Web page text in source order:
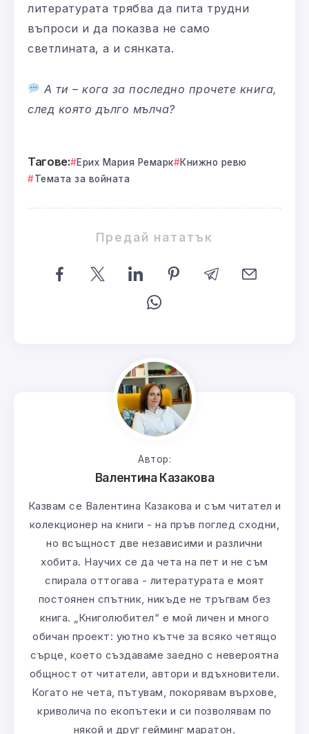
литературата трябва да пита трудни
въпроси и да показва не само
светлината, а и сянката.
А ти – кога за последно прочете книга,
след която дълго мълча?
Тагове: Ерих Мария Ремарк
Книжно ревю
Темата за войната
Предай нататък
Автор:
Валентина Казакова
Казвам се Валентина Казакова и съм читател и
колекционер на книги - на пръв поглед сходни,
но всъщност две независими и различни
хобита. Научих се да чета на пет и не съм
спирала оттогава - литературата е моят
постоянен спътник, никъде не тръгвам без
книга. „Книголюбител“ е мой личен и много
обичан проект: уютно кътче за всяко четящо
сърце, което създаваме заедно с невероятна
общност от читатели, автори и вдъхновители.
Когато не чета, пътувам, покорявам върхове,
криволича по екопътеки и си позволявам по
някой и друг гейминг маратон.